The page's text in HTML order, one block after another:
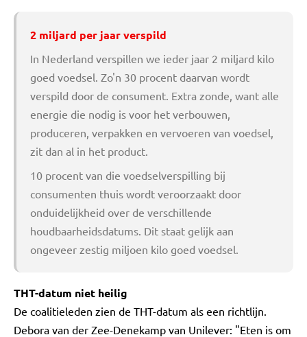
2 miljard per jaar verspild
In Nederland verspillen we ieder jaar 2 miljard kilo
goed voedsel. Zo'n 30 procent daarvan wordt
verspild door de consument. Extra zonde, want alle
energie die nodig is voor het verbouwen,
produceren, verpakken en vervoeren van voedsel,
zit dan al in het product.
10 procent van die voedselverspilling bij
consumenten thuis wordt veroorzaakt door
onduidelijkheid over de verschillende
houdbaarheidsdatums. Dit staat gelijk aan
ongeveer zestig miljoen kilo goed voedsel.
THT-datum niet heilig
De coalitieleden zien de THT-datum als een richtlijn.
Debora van der Zee-Denekamp van Unilever: "Eten is om